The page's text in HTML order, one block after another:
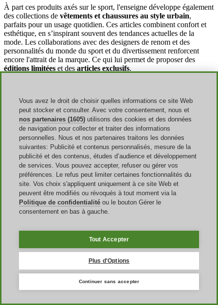
À part ces produits axés sur le sport, l'enseigne développe également
des collections de vêtements et chaussures au style urbain,
parfaits pour un usage quotidien. Ces articles combinent confort et
esthétique, en s’inspirant souvent des tendances actuelles de la
mode. Les collaborations avec des designers de renom et des
personnalités du monde du sport et du divertissement renforcent
encore l'attrait de la marque. Ce qui lui permet de proposer des
éditions limitées et des articles exclusifs.
L’entreprise cherche àréduire l'impact environnementalde ses
activités. En choisissant la marque, vous optez pour innovation,
style, et engagement envers la planète, tout en répondant à vos
besoins en matière de sport et de mode. Que vous soyez un athlète
de haut niveau ou que vous cherchiez simplement à rester actif avec
style, la boutique en ligne a ce qu’il vous faut.
Où trouver un coupon PUMA?
Pour trouver un coupon code PUMA, vous disposez de plusieurs
alternatives. D'abord, visitez fréquemmentnotre page dédiée à la
marque, où nous répertorions les dernières promotions et offres
newsletterest une stratégie efficace pour
recevoir directement dans votre boîte de réception des remises
sont une mine d'or pour les bons plans. La marque
partage souvent descodes promotionnelsou annonce desventes
sur ses pages. De plus, il y a toujours un
première commande pour les nouveaux clients. Gagnez plus en
Vous avez le droit de choisir quelles informations ce site Web
peut stocker et consulter. Avec votre consentement, nous et
nos partenaires (1605) utilisons des cookies et des données
de navigation pour collecter et traiter des informations
personnelles. Nous et nos partenaires traitons les données
suivantes: Publicité et contenus personnalisés, mesure de la
publicité et des contenus, études d’audience et développement
de services. Vous pouvez accepter, refuser ou gérer vos
préférences. Le refus peut limiter certaines fonctionnalités du
site. Vos choix s'appliquent uniquement à ce site Web et
peuvent être modifiés ou révoqués à tout moment via la
Politique de confidentialité ou le bouton Gérer le
consentement en bas à gauche.
Tout Accepter
Plus d'Options
Continuer sans accepter